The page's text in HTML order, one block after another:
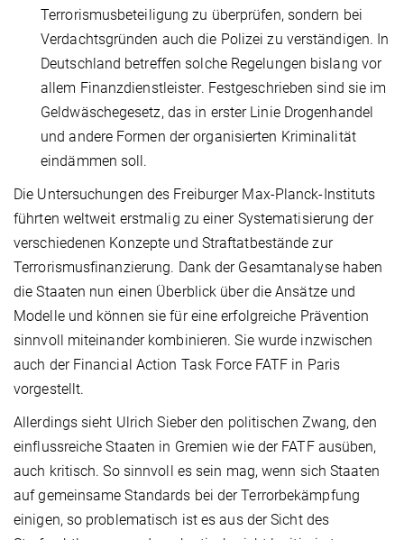
Terrorismusbeteiligung zu überprüfen, sondern bei
Verdachtsgründen auch die Polizei zu verständigen. In
Deutschland betreffen solche Regelungen bislang vor
allem Finanzdienstleister. Festgeschrieben sind sie im
Geldwäschegesetz, das in erster Linie Drogenhandel
und andere Formen der organisierten Kriminalität
eindämmen soll.
Die Untersuchungen des Freiburger Max-Planck-Instituts
führten weltweit erstmalig zu einer Systematisierung der
verschiedenen Konzepte und Straftatbestände zur
Terrorismusfinanzierung. Dank der Gesamtanalyse haben
die Staaten nun einen Überblick über die Ansätze und
Modelle und können sie für eine erfolgreiche Prävention
sinnvoll miteinander kombinieren. Sie wurde inzwischen
auch der Financial Action Task Force FATF in Paris
vorgestellt.
Allerdings sieht Ulrich Sieber den politischen Zwang, den
einflussreiche Staaten in Gremien wie der FATF ausüben,
auch kritisch. So sinnvoll es sein mag, wenn sich Staaten
auf gemeinsame Standards bei der Terrorbekämpfung
einigen, so problematisch ist es aus der Sicht des